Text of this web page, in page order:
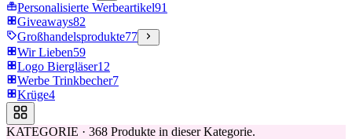
Personalisierte Werbeartikel91
Giveaways82
Großhandelsprodukte77
Wir Lieben59
Logo Biergläser12
Werbe Trinkbecher7
Krüge4
KATEGORIE · 368 Produkte in dieser Kategorie.